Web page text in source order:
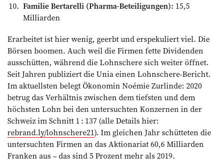
Familie Bertarelli (Pharma-Beteiligungen): 15,5
Milliarden
Erarbeitet ist hier wenig, geerbt und erspekuliert viel. Die
Börsen boomen. Auch weil die Firmen fette Dividenden
ausschütten, während die Lohnschere sich weiter öffnet.
Seit Jahren ­publiziert die Unia einen Lohnschere-Bericht.
Im aktuellsten belegt Ökonomin Noémie Zurlinde: 2020
betrug das Verhältnis zwischen dem tiefsten und dem
höchsten Lohn bei den untersuchten Konzernen in der
Schweiz im Schnitt 1 : 137 (alle Details hier:
rebrand.ly/lohnschere21). Im gleichen Jahr schütteten die
untersuchten Firmen an das Aktionariat 60,6 Milliarden
Franken aus – das sind 5 Prozent mehr als 2019.